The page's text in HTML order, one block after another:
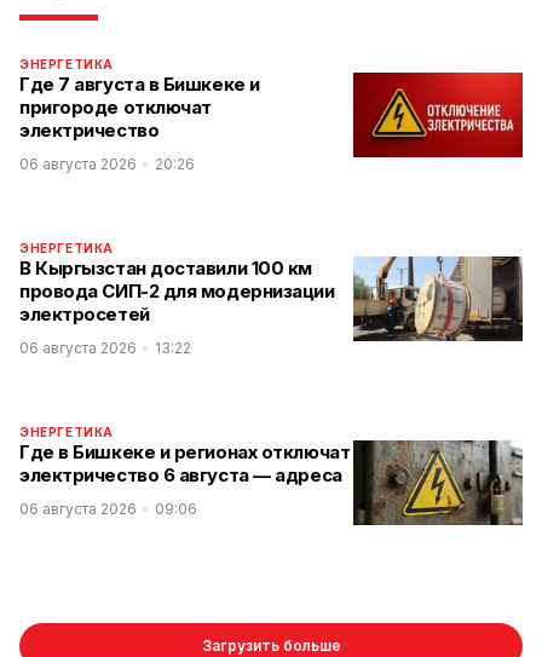
ЭНЕРГЕТИКА
Где 7 августа в Бишкеке и
пригороде отключат
электричество
06 августа 2026 20:26
ЭНЕРГЕТИКА
В Кыргызстан доставили 100 км
провода СИП-2 для модернизации
электросетей
06 августа 2026 13:22
ЭНЕРГЕТИКА
Где в Бишкеке и регионах отключат
электричество 6 августа — адреса
06 августа 2026 09:06
Загрузить больше